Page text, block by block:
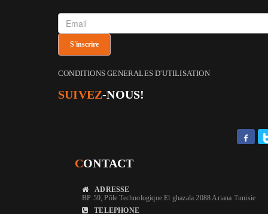
CONDITIONS GENERALES D'UTILISATION
SUIVEZ-NOUS!
CONTACT
ADRESSE
BP 59, Pôle Technologique El ghazala 2088 Ariana Tunisie
TELEPHONE